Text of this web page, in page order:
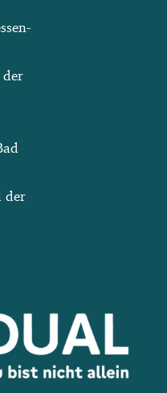
der
der